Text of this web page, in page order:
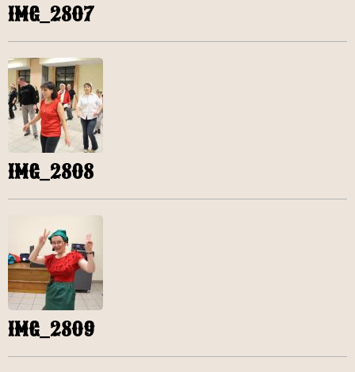
IMG_2807
IMG_2808
IMG_2809